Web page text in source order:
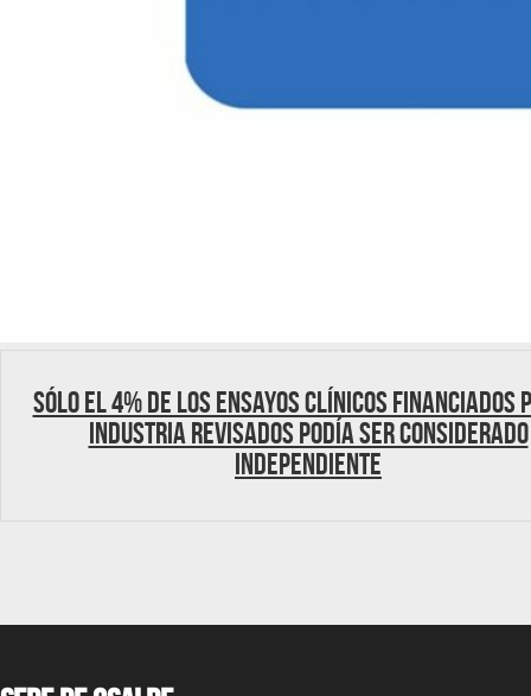
Sólo el 4% de los ensayos clínicos financiados
industria revisados podía ser considerado
independiente